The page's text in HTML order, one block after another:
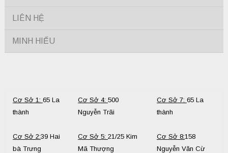
LIÊN HỆ
MINH HIẾU
Cơ Sở 1: 65 La
thành
Cơ Sở 2:39 Hai
bà Trưng
Cơ Sở 4: 500
Nguyễn Trãi
Cơ Sở 5: 21/25 Kim
Mã Thượng
Cơ Sở 7: 65 La
thành
Cơ Sở 8:158
Nguyễn Văn Cừ